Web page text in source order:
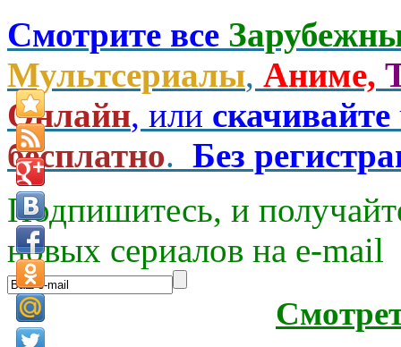
Смотрите все
Мультсериалы, Аниме,
Онлайн, или скачивайте
бесплатно. Без
Подпишитесь, и
новых сериалов на e-mаil